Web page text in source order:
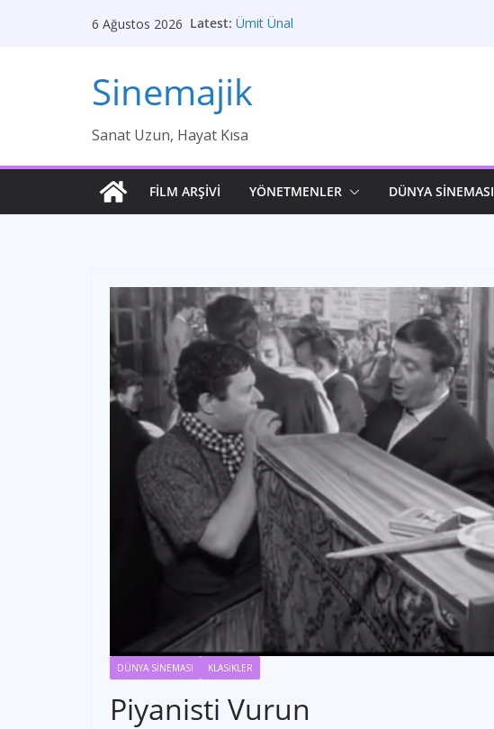
6 Ağustos 2026 Latest: Ümit Ünal
Kırık Bir Aşk Hikayesi
Ümit Efekan
Sinemajik
Sanat Uzun, Hayat Kısa
FİLM ARŞİVİ YÖNETMENLER DÜNYA SİNEMASI
DÜNYA SİNEMASI KLASİKLER
Piyanisti Vurun